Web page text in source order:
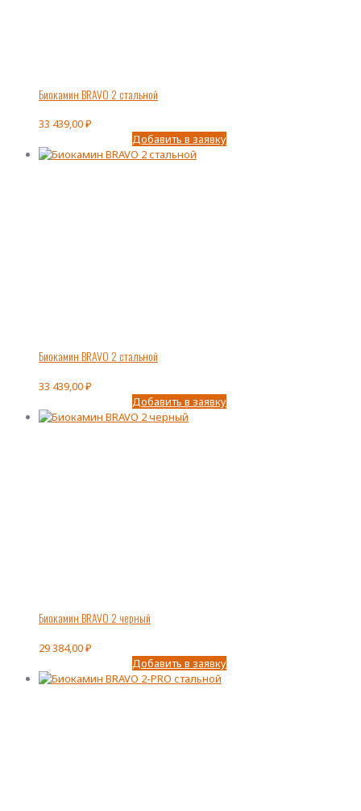
Биокамин BRAVO 2 стальной
33 439,00₽
Добавить в заявку
Биокамин BRAVO 2 стальной
33 439,00₽
Добавить в заявку
Биокамин BRAVO 2 черный
29 384,00₽
Добавить в заявку